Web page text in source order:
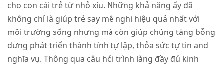
cho con cái trẻ từ nhỏ xíu. Những khả năng ấy đã
không chỉ là giúp trẻ say mê nghi hiệu quả nhất với
môi trường sống nhưng mà còn giúp chúng tăng bỗng
dưng phát triển thành tính tự lập, thỏa sức tự tin and
nghĩa vụ. Thông qua câu hỏi trình làng đầy đủ kinh